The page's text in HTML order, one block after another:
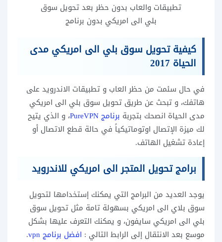
تطبيقات والعاب بدون حظر بعد تحويل سوق
بلي الى امريكي بدون برنامج
كيفية تحويل سوق بلي الى امريكي مدى
الحياة 2017
في حال سئمت من حظر العاب و تطبيقات الاندرويد على
هاتفك، و تبحث عن طريق تحويل سوق بلي الى امريكي
مدى الحياة انصحك بتجربة برنامج PureVPN
، و الذي يتيح
لك ميزة الإتصال اوتوماتيكياً في حالة قطع الاتصال أو
إعادة تشغيل الهاتف.
برامج تحويل المتجر الى امريكي للاندرويد
يوجد العديد من البرامج التي يمكنك إستخدامها لتحويل
سوق بلاي الى امريكي بسهولة تامة مثل تحويل سوق
بلي الى امريكي سايفون، و يمكنك التعرف عليها بشكل
موسع بعد الانتقال إلى الرابط التالي : افضل برنامج vpn .